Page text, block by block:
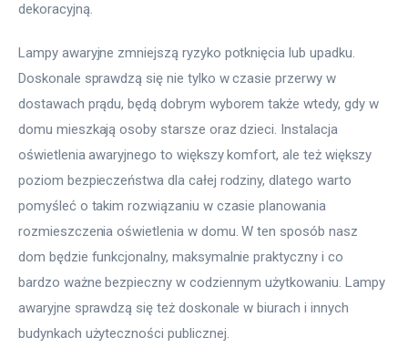
dekoracyjną.
Lampy awaryjne zmniejszą ryzyko potknięcia lub upadku.
Doskonale sprawdzą się nie tylko w czasie przerwy w
dostawach prądu, będą dobrym wyborem także wtedy, gdy w
domu mieszkają osoby starsze oraz dzieci. Instalacja
oświetlenia awaryjnego to większy komfort, ale też większy
poziom bezpieczeństwa dla całej rodziny, dlatego warto
pomyśleć o takim rozwiązaniu w czasie planowania
rozmieszczenia oświetlenia w domu. W ten sposób nasz
dom będzie funkcjonalny, maksymalnie praktyczny i co
bardzo ważne bezpieczny w codziennym użytkowaniu. Lampy
awaryjne sprawdzą się też doskonale w biurach i innych
budynkach użyteczności publicznej.